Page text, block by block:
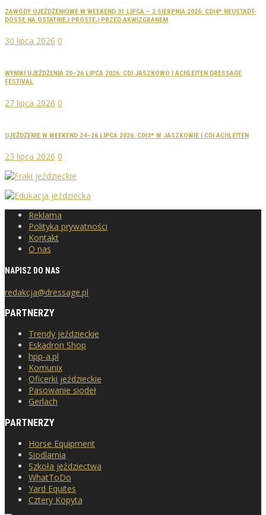
ZAWODY UJEŻDŻENIOWE W WEEKEND 31 LIPCA – 2 SIERPNIA 2026: CDI4* NEUSTADT-
DOSSE NA OSTATNIEJ PROSTEJ PRZED AKWIZGRANEM
30 lipca 2026 0
WYNIKI UJEŻDŻENIA 20–26 LIPCA 2026: CDI JASZKOWO I ACHLEITEN DRESSAGE
FESTIVAL
27 lipca 2026 0
UJEŻDŻENIE W WEEKEND 24–26 LIPCA 2026: CDI3* W JASZKOWIE I CDI ACHLEITEN
23 lipca 2026 0
Reklama
Polityka prywatności
Kontakt
O nas
NAPISZ DO NAS
redakcja@dressage.pl
PARTNERZY
Trendy jeździeckie
Eskadron Shop
hpp-a.pl
Komunix
Oficerki jeździeckie
Pasowanie siodeł
Gerlach
PARTNERZY
Horse Equipment
Siodlarnia
Szkoła jeździectwa
WhatToDo
Yard Equites
Cztery Kopyta